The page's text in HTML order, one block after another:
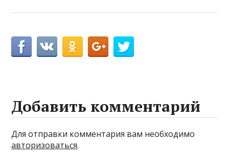
Добавить комментарий
Для отправки комментария вам необходимо
авторизоваться.